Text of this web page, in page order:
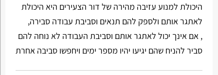
היכולת למנוע עזיבה מהירה של דור הצעירים היא היכולת
לאתגר אותם ולספק להם תנאים וסביבת עבודה סבירה,
, אם אינך יכול לאתגר אותם וסביבת העבודה לא נוחה להם
סביר להניח שהם יגיעו יהיו מספר ימים ויחפשו סביבה אחרת